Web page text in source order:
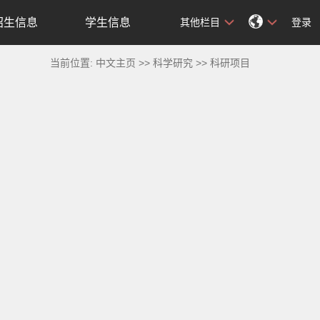
生信息 学生信息 其他栏目 登录
当前位置: 中文主页 >>科学研究 >>科研项目